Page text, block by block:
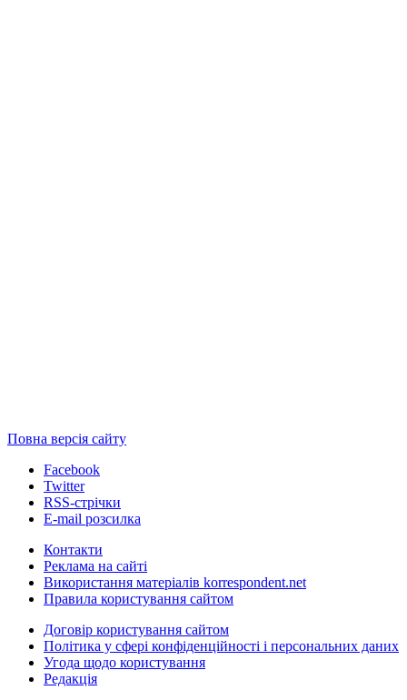
Повна версія сайту
Facebook
Twitter
RSS-стрічки
E-mail розсилка
Контакти
Реклама на сайті
Використання матеріалів korrespondent.net
Правила користування сайтом
Договір користування сайтом
Політика у сфері конфіденційності і персональних даних
Угода щодо користування
Редакція